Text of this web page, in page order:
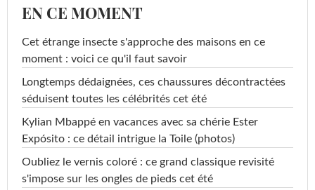
EN CE MOMENT
Cet étrange insecte s'approche des maisons en ce
moment : voici ce qu'il faut savoir
Longtemps dédaignées, ces chaussures décontractées
séduisent toutes les célébrités cet été
Kylian Mbappé en vacances avec sa chérie Ester
Expósito : ce détail intrigue la Toile (photos)
Oubliez le vernis coloré : ce grand classique revisité
s'impose sur les ongles de pieds cet été